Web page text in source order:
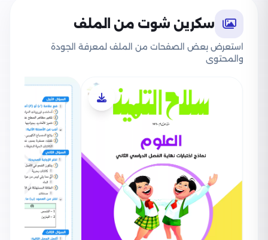
سكرين شوت من الملف
استعرض بعض الصفحات من الملف لمعرفة الجودة
والمحتوى